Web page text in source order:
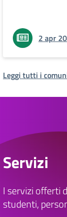
2 apr
Leggi tutti i
Servizi
I servizi offerti
studenti,